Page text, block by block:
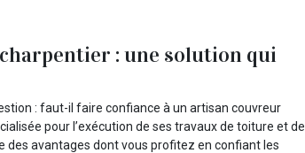
: une solution qui
: faut-il faire confiance à un artisan couvreur
pour l’exécution de ses travaux de toiture et de
avantages dont vous profitez en confiant les